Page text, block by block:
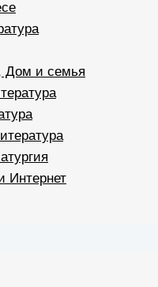
Дом и семья
Интернет